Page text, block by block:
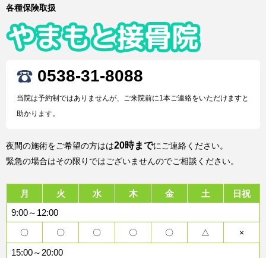
各種保険取扱
0538-31-8088
当院は予約制ではありませんが、ご来院前に1本ご連絡をいただけますと
助かります。
夜間の施術をご希望の方はは20時までにご連絡ください。
緊急の場合はその限りではございませんのでご相談ください。
月 火 水 木 金 土
日祝
9:00～12:00
〇 〇 〇 〇 〇 △ ×
15:00～20:00